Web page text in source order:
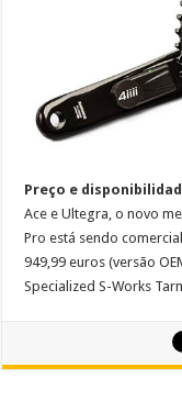
Preço e
Ace e Ultegra, o novo
Pro está sendo
949,99 euros (versão
Specialized S-Works